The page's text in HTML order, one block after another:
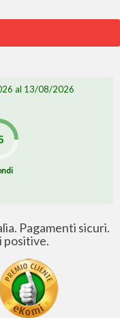
al 13/08/2026
Pagamenti sicuri.
positive.